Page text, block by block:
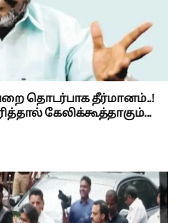
தொடர்பாக தீர்மானம்..!
கேலிக்கூத்தாகும்...